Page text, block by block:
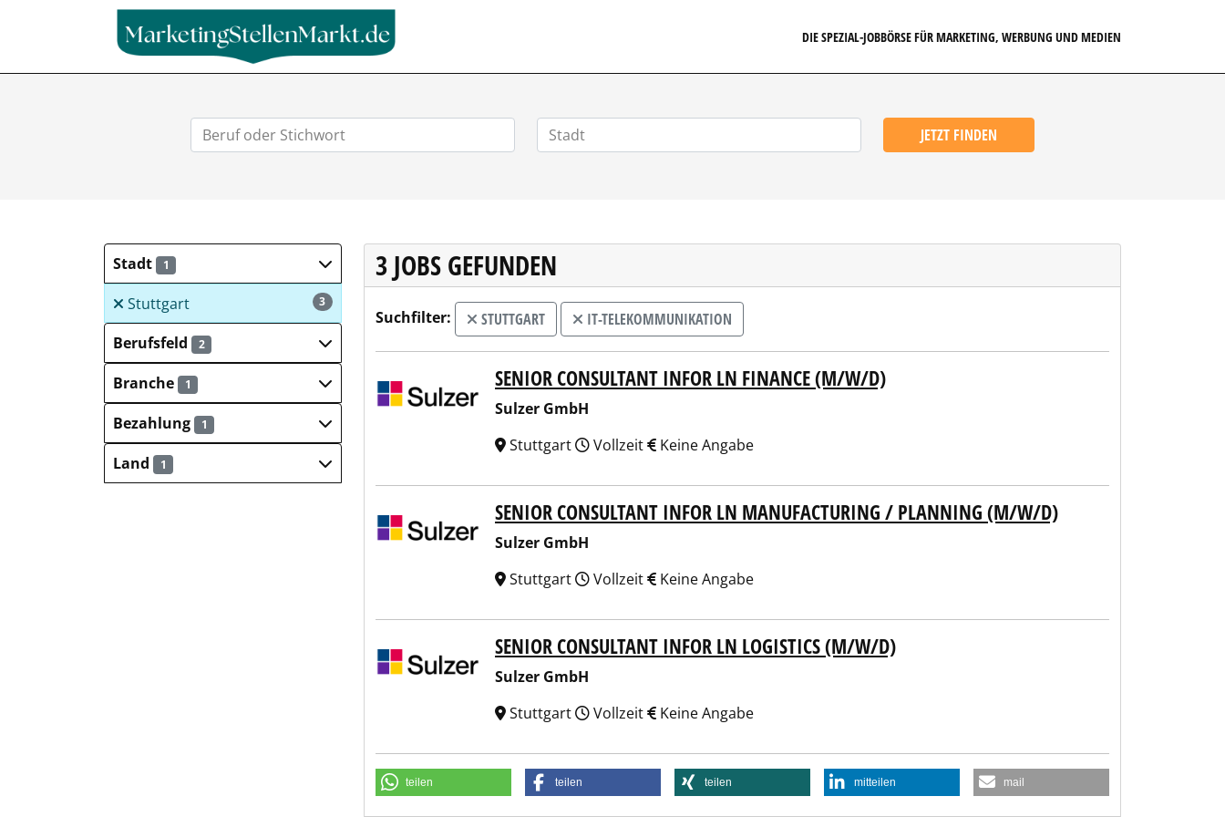
DIE SPEZIAL-JOBBÖRSE FÜR MARKETING, WERBUNG UND MEDIEN
JETZT FINDEN
Stadt 1
3
Stuttgart
Berufsfeld
2
Branche 1
Bezahlung 1
Land 1
3 JOBS GEFUNDEN
Suchfilter: STUTTGART IT-TELEKOMMUNIKATION
Sulzer GmbH SENIOR CONSULTANT INFOR LN FINANCE (M/W/D)
Sulzer GmbH
Stuttgart
Vollzeit Keine Angabe
Sulzer GmbH SENIOR CONSULTANT INFOR LN MANUFACTURING / PLANNING (M/W/D)
Sulzer GmbH
Stuttgart
Vollzeit Keine Angabe
Sulzer GmbH SENIOR CONSULTANT INFOR LN LOGISTICS (M/W/D)
Sulzer GmbH
Stuttgart
Vollzeit Keine Angabe
teilen teilen teilen mitteilen mail